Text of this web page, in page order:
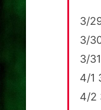
3/
3/
3/
4/1
4/2